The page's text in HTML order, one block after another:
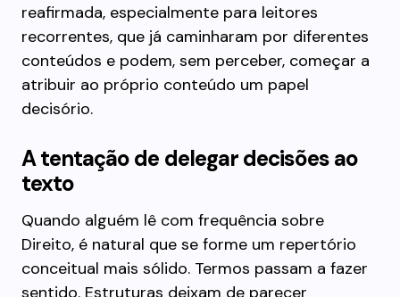
reafirmada, especialmente para leitores
recorrentes, que já caminharam por diferentes
conteúdos e podem, sem perceber, começar a
atribuir ao próprio conteúdo um papel
decisório.
A tentação de delegar decisões ao
texto
Quando alguém lê com frequência sobre
Direito, é natural que se forme um repertório
conceitual mais sólido. Termos passam a fazer
sentido. Estruturas deixam de parecer